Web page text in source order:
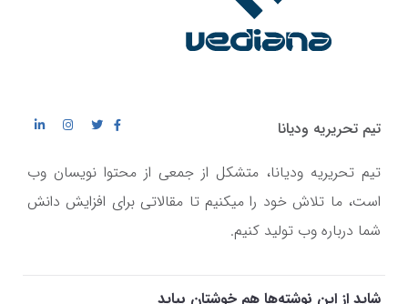
تیم تحریریه ودیانا
تیم تحریریه ودیانا، متشکل از جمعی از محتوا نویسان وب
است، ما تلاش خود را میکنیم تا مقالاتی برای افزایش دانش
شما درباره وب تولید کنیم.
شاید از این نوشته‌ها هم خوشتان بیاید